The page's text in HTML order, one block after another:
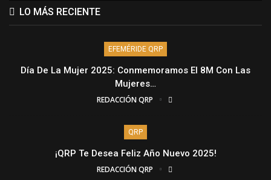
LO MÁS RECIENTE
EFEMÉRIDE QRP
Día De La Mujer 2025: Conmemoramos El 8M Con Las
Mujeres…
REDACCIÓN QRP
QRP
¡QRP Te Desea Feliz Año Nuevo 2025!
REDACCIÓN QRP